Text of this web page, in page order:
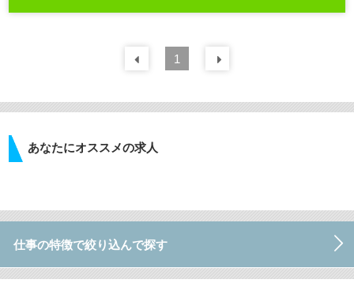
前の 件
1
あなたにオススメの求人
仕事の特徴で絞り込んで探す